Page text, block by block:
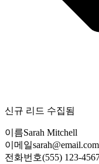
신규 리드 수집됨
이름Sarah Mitchell
이메일sarah@email.com
전화번호(555) 123-